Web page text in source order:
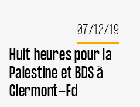
L’OLIVIER
ET
STAND
BDS
AU
RIO
À
CLERMONT-
07/12/19
Huit heures pour la
Palestine et BDS à
Clermont-Fd